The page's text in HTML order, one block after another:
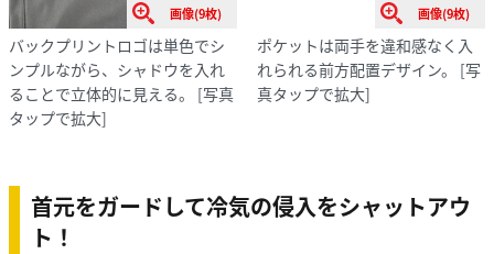
画像(9枚)
バックプリントロゴは単色でシ
ンプルながら、シャドウを入れ
ることで立体的に見える。
[写真
タップで拡大]
画像(9枚)
ポケットは両手を違和感なく入
れられる前方配置デザイン。
[写
真タップで拡大]
首元をガードして冷気の侵入をシャットアウ
ト！